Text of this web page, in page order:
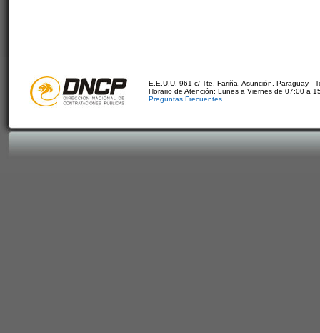
E.E.U.U. 961 c/ Tte. Fariña. Asunción, Paraguay -
Horario de Atención: Lunes a Viernes de 07:00 a
Preguntas Frecuentes